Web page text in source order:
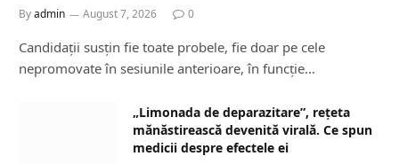
Byadmin August 7, 2026 0
Candidații susțin fie toate probele, fie doar pe cele
nepromovate în sesiunile anterioare, în funcție…
„Limonada de deparazitare”, rețeta
mănăstirească devenită virală. Ce spun
medicii despre efectele ei